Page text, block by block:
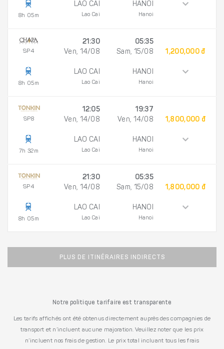
8h 05m
LAO CAI
Lao Cai
HANOI
Hanoi
SP4
8h 05m
21:30
Ven, 14/08
LAO CAI
Lao Cai
05:35
Sam, 15/08
HANOI
Hanoi
1,200,000 đ
SP8
7h 32m
12:05
Ven, 14/08
LAO CAI
Lao Cai
19:37
Ven, 14/08
HANOI
Hanoi
1,800,000 đ
SP4
8h 05m
21:30
Ven, 14/08
LAO CAI
Lao Cai
05:35
Sam, 15/08
HANOI
Hanoi
1,800,000 đ
PLUS DE ITINÉRAIRES INDIRECTS
Notre politique tarifaire est transparente
Les tarifs affichés ont été obtenus directement auprès des compagnies de
transport et n’incluent aucune majoration. Veuillez noter que les prix
n’incluent nos frais de gestion. Le prix total incluant tous les frais